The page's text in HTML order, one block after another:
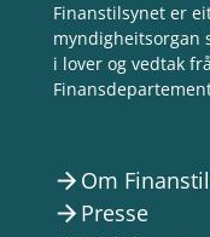
Finanstilsynet er
myndigheitsorgan
i lover og vedtak
arrow_forward Om
arrow_forward Presse